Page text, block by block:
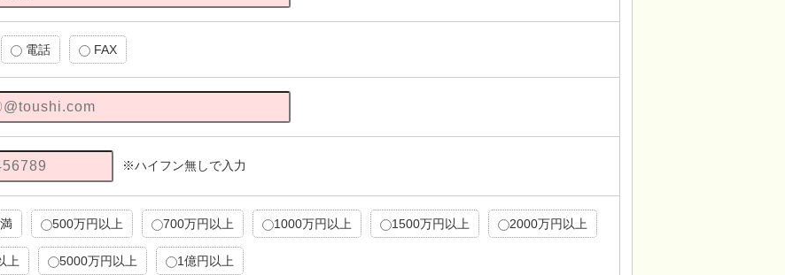
電話 FAX
※ハイフン無しで入力
500万円以上 700万円以上 1000万円以上 1500万円以上 2000万円以上
上 5000万円以上 1億円以上